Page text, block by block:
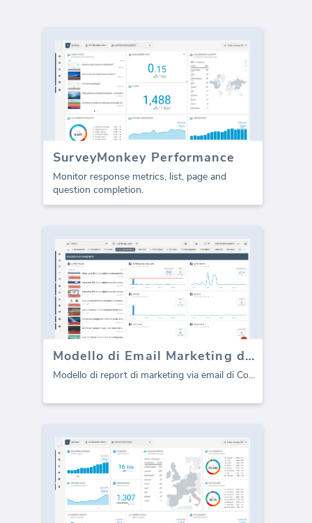
SurveyMonkey Performance
Monitor response metrics, list, page and
question completion.
Modello di Email Marketing di Constant Contact per agenzie (Report)
Modello di report di marketing via email di Co...